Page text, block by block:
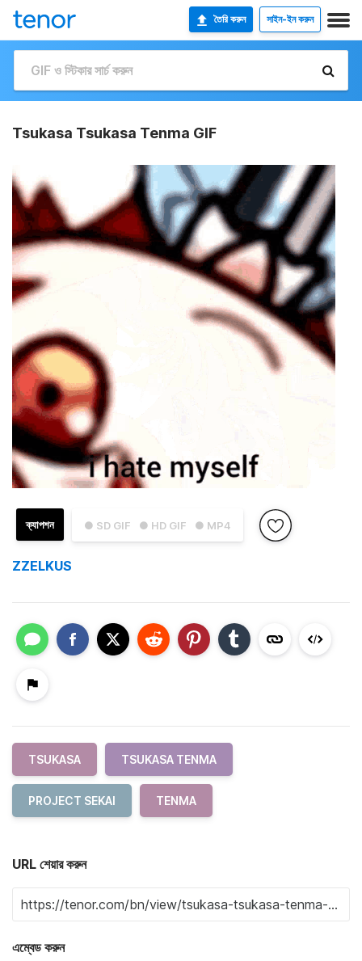
তৈরি করুন সাইন-ইন করুন
Tsukasa Tsukasa Tenma GIF
● SD GIF ● HD GIF ● MP4
ক্যাপশন
ZZELKUS
TSUKASA TSUKASA TENMA
PROJECT SEKAI TENMA
URL শেয়ার করুন
এম্বেড করুন